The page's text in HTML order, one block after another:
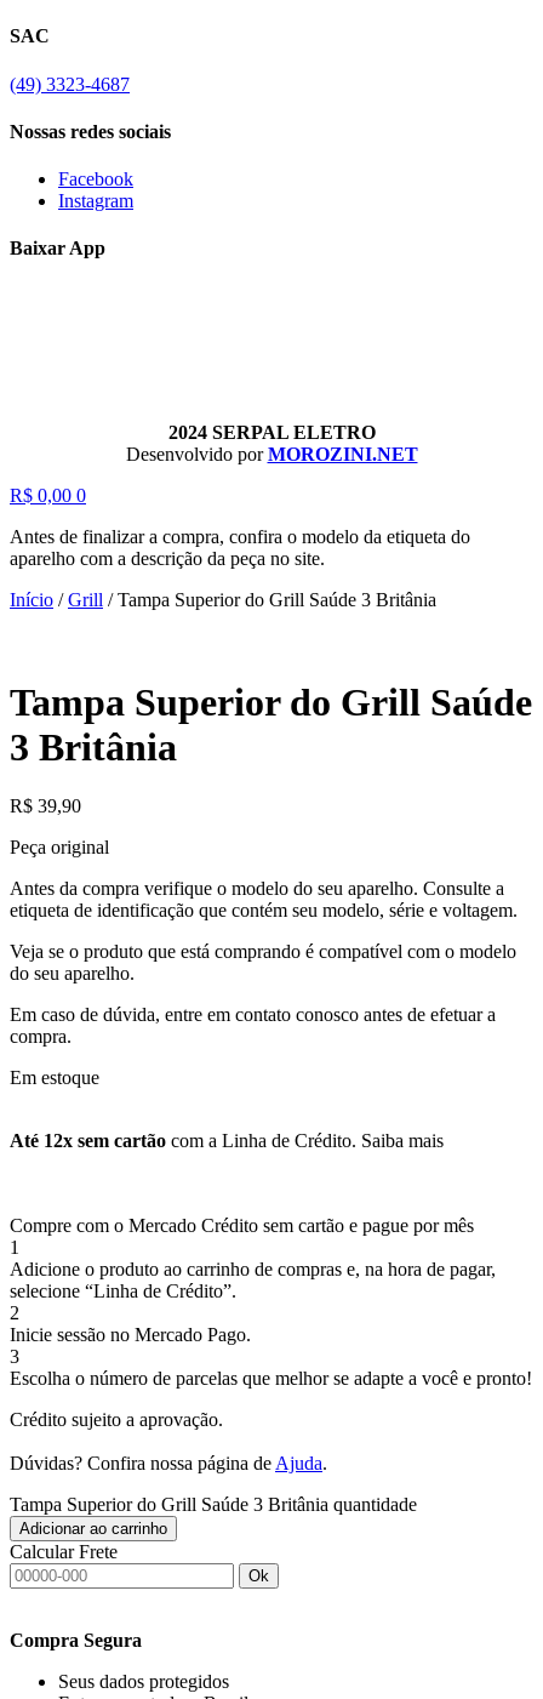
SAC
(49) 3323-4687
Nossas redes sociais
Facebook
Instagram
Baixar App
2024 SERPAL ELETRO
Desenvolvido porMOROZINI.NET
R$ 0,00 0
Antes de finalizar a compra, confira o modelo da etiqueta do
aparelho com a descrição da peça no site.
Início /Grill /Tampa Superior do Grill Saúde 3 Britânia
Tampa Superior do Grill Saúde
3 Britânia
R$ 39,90
Peça original
Antes da compra verifique o modelo do seu aparelho. Consulte a
etiqueta de identificação que contém seu modelo, série e voltagem.
Veja se o produto que está comprando é compatível com o modelo
do seu aparelho.
Em caso de dúvida, entre em contato conosco antes de efetuar a
compra.
Em estoque
Até 12x sem cartão com a Linha de Crédito. Saiba mais
Compre com o Mercado Crédito sem cartão e pague por mês
1
Adicione o produto ao carrinho de compras e, na hora de pagar,
selecione “Linha de Crédito”.
2
Inicie sessão no Mercado Pago.
3
Escolha o número de parcelas que melhor se adapte a você e pronto!
Crédito sujeito a aprovação.
Dúvidas? Confira nossa página deAjuda.
Tampa Superior do Grill Saúde 3 Britânia quantidade
Adicionar ao carrinho
Calcular Frete
Ok
Compra Segura
Seus dados protegidos